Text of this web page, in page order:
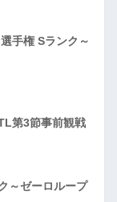
手権 Sランク～
第3節事前観戦
～ゼーロループ